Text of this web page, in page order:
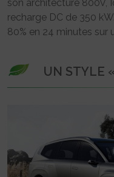
son architecture 800V,
recharge DC de 350
80% en 24 minutes sur
UN STYLE